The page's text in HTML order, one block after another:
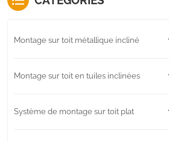
Montage sur toit métallique incliné
Montage sur toit en tuiles inclinées
Système de montage sur toit plat